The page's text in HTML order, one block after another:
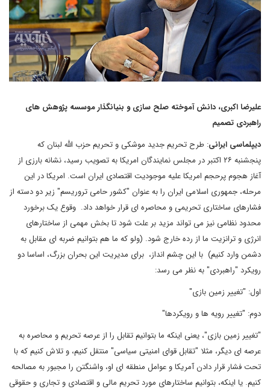
علیرضااکبری، دانش آموخته صلح سازی و بنیانگذارموسسه پژوهش های
راهبردی تصمیم
دیپلماسی ایرانی: طرح تحریم جدید موشکی و تحریم حزب الله لبنان که
پنجشنبه ۲۶ اکتبر در مجلس نمایندگان امریکا به تصویب رسید، نشانه بارزی از
آغاز هجوم پرحجم امریکا علیه موجودیت اقتصادی ایران است. امریکا در این
مرحله، جمهوری اسلامی ایران را به عنوان "کشور حامی تروریسم" زیر دو دسته از
فشارهای ساختاری تحریمی و محاصره ای قرار خواهد داد. وقوع یک برخورد
محدود نظامی نیز می تواند مزید بر علت شود تا بخش مهمی از ساختارهای
انرژی و ترانزیت ما از رده خارج شود. (ولو که ما هم بتوانیم ضربه ای مقابل به
دشمن وارد کنیم) با این چشم انداز، برای مدیریت این بحران بزرگ، اساسا دو
رویکرد "راهبردی" به نظر می رسد:
اول: "تغییر زمین بازی"
دوم: "تغییر رویه ها و رویکردها"
"تغییر زمین بازی"، یعنی اینکه ما بتوانیم تقابل را از عرصه تحریم و محاصره به
عرصه ای دیگر، مثلا "تقابل قوای امنیتی سیاسی" منتقل کنیم، و تلاش کنیم که با
تحت فشار قرار دادن آمریکا و عوامل منطقه ای او، واشنگتن را مجبور به مصالحه
کنیم. یا اینکه، بتوانیم ساختارهای مورد تحریم مالی و اقتصادی و تجاری و حقوقی